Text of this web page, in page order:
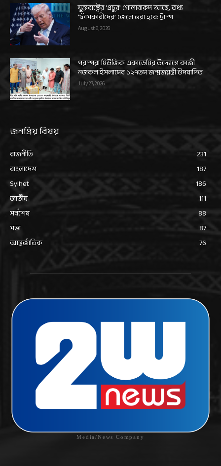
যুক্তরাষ্ট্রের ‘প্রচুর’ গোলাবারুদ আছে, তথ্য
‘ফাঁসকারীদের’ জেলে ভরা হবে: ট্রাম্প
August 6, 2026
পরম্পরা মিউজিক একাডেমির উদ্যোগে কাজী
নজরুল ইসলামের ১২৭তম জন্মজয়ন্তী উদযাপিত
July 27, 2026
জনপ্রিয় বিষয়
রাজনীতি
231
বাংলাদেশ
187
Sylhet
186
জাতীয়
111
সর্বশেষ
88
সভা
87
আন্তর্জাতিক
76
Media/News Company